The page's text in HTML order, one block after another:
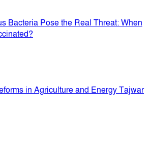
Bacteria Pose the Real Threat: When
in Agriculture and Energy Tajwar